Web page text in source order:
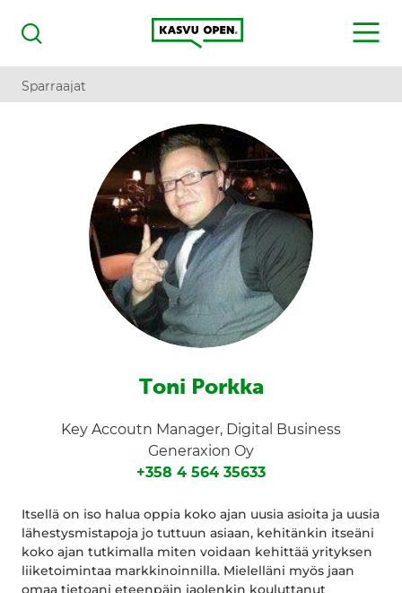
Haku
Kasvu Open
MENU
Sparraajat
Toni Porkka
Key Accoutn Manager, Digital Business
Generaxion Oy
+358 4 564 35633
Itsellä on iso halua oppia koko ajan uusia asioita ja uusia
lähestysmistapoja jo tuttuun asiaan, kehitänkin itseäni
koko ajan tutkimalla miten voidaan kehittää yrityksen
liiketoimintaa markkinoinnilla. Mielelläni myös jaan
omaa tietoani eteenpäin jaolenkin kouluttanut